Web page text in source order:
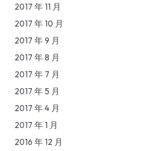
2017 年 11 月
2017 年 10 月
2017 年 9 月
2017 年 8 月
2017 年 7 月
2017 年 5 月
2017 年 4 月
2017 年 1 月
2016 年 12 月